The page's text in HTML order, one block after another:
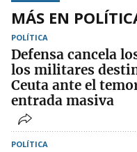
MÁS EN
POLÍTICA
Defensa cancela
los militares
Ceuta ante el
entrada masiva
POLÍTICA